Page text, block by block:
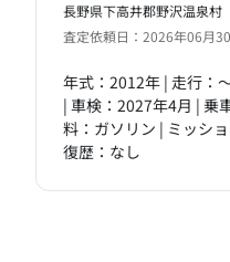
長野県下高井郡野沢温泉村
査定依頼日：2026年06月
年式：2012年 | 走行：
| 車検：2027年4月 | 乗
料：ガソリン | ミッシ
復歴：なし